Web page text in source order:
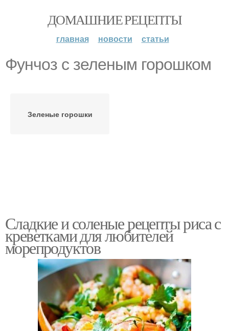
ДОМАШНИЕ РЕЦЕПТЫ
главная новости статьи
Фунчоз с зеленым горошком
Зеленые горошки
Сладкие и соленые рецепты риса с
креветками для любителей
морепродуктов